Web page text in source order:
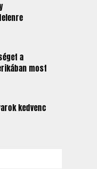
a
most
kedvenc